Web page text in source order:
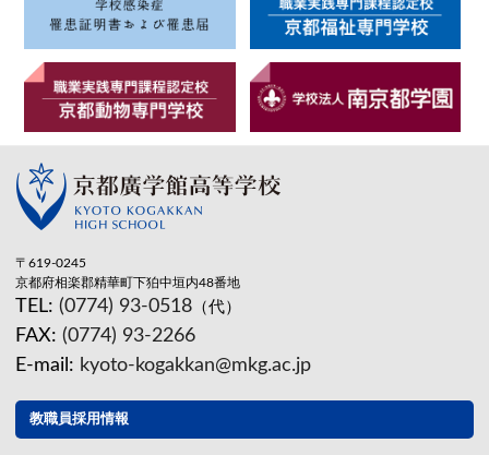
〒619-0245
京都府相楽郡精華町下狛中垣内48番地
TEL: (0774) 93-0518 （代）
FAX: (0774) 93-2266
E-mail: kyoto-kogakkan@mkg.ac.jp
教職員採用情報